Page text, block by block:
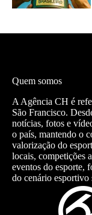
Quem somos
A Agência CH é
São Francisco.
notícias, fotos e
o país, mantendo o
valorização do
locais, competições
eventos do esporte,
do cenário esportivo